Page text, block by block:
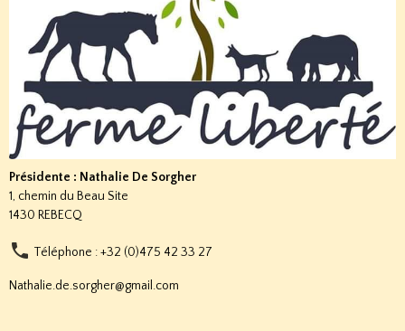
Présidente : Nathalie De Sorgher
1, chemin du Beau Site
1430 REBECQ
Téléphone : +32 (0)475 42 33 27
Nathalie.de.sorgher@gmail.com